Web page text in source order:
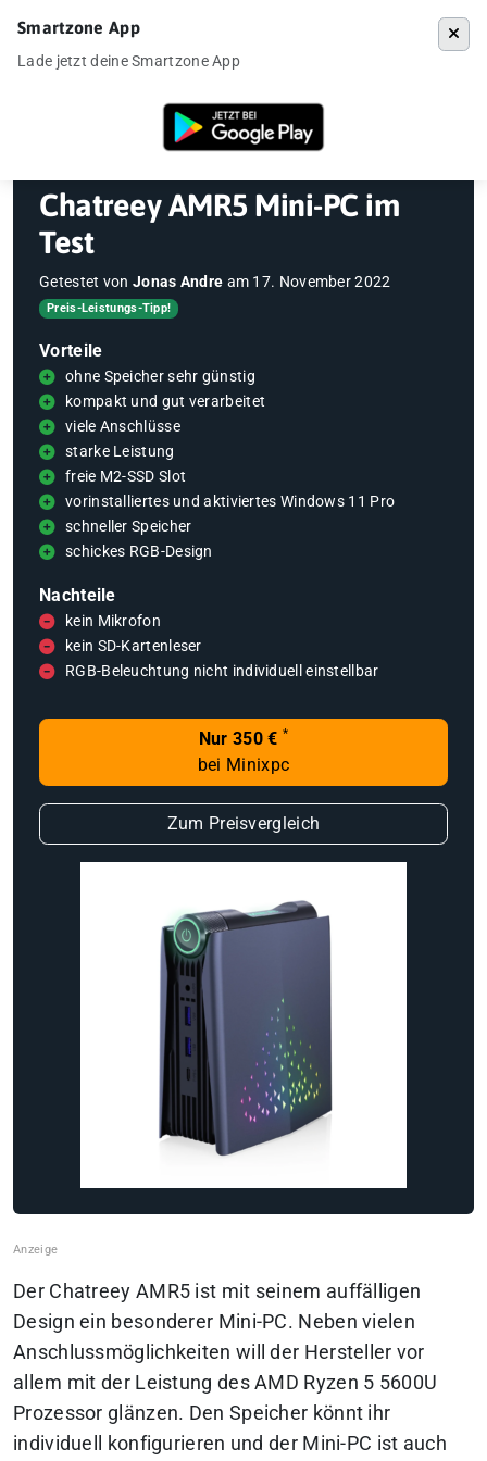
»Mini-PC»Chatreey AMR5 Mini-PC im Test
Chatreey AMR5 Mini-PC im
Test
Getestet von Jonas Andre am 17. November 2022
Preis-Leistungs-Tipp!
Vorteile
ohne Speicher sehr günstig
kompakt und gut verarbeitet
viele Anschlüsse
starke Leistung
freie M2-SSD Slot
vorinstalliertes und aktiviertes Windows 11 Pro
schneller Speicher
schickes RGB-Design
Nachteile
kein Mikrofon
kein SD-Kartenleser
RGB-Beleuchtung nicht individuell einstellbar
Nur 350 € *
bei Minixpc
Zum Preisvergleich
Der Chatreey AMR5 ist mit seinem auffälligen
Design ein besonderer Mini-PC. Neben vielen
Anschlussmöglichkeiten will der Hersteller vor
allem mit der Leistung des AMD Ryzen 5 5600U
Prozessor glänzen. Den Speicher könnt ihr
individuell konfigurieren und der Mini-PC ist auch
Smartzone App
Lade jetzt deine Smartzone App